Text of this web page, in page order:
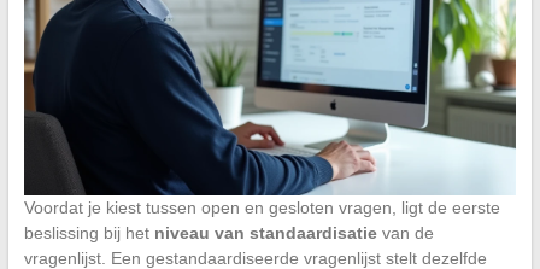
Voordat je kiest tussen open en gesloten vragen, ligt de eerste
beslissing bij het niveau van standaardisatievan de
vragenlijst. Een gestandaardiseerde vragenlijst stelt dezelfde